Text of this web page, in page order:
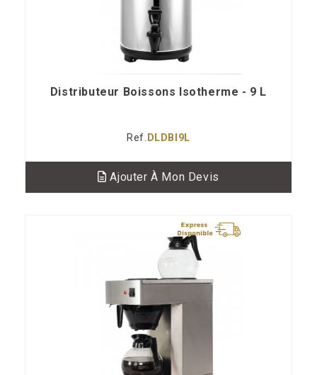
Distributeur Boissons Isotherme - 9 L
Ref. DLDBI9L
Ajouter À Mon Devis